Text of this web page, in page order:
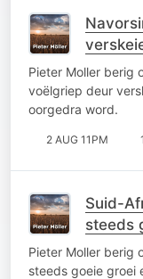
word
Pieter Moller berig
voëlgriep deur
oorgedra word.
2 AUG 11PM
Suid-
steeds
Pieter Moller berig
steeds goeie groei